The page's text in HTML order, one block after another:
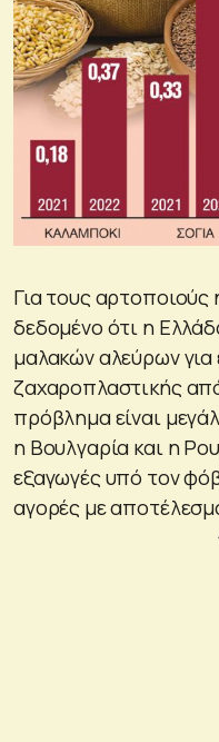
Για τους αρτοποιούς
δεδομένο ότι η
μαλακών αλεύρων για
ζαχαροπλαστικής
πρόβλημα είναι
η Βουλγαρία και η
εξαγωγές υπό τον
αγορές με